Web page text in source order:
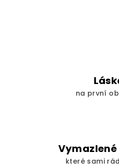
na první
které sami